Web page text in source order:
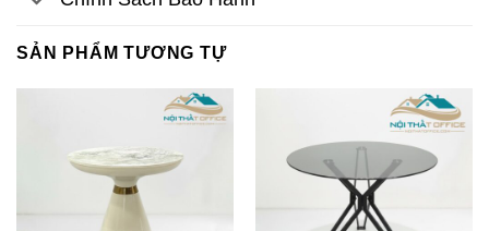
SẢN PHẨM TƯƠNG TỰ